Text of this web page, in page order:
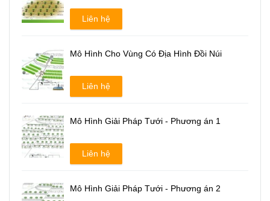
Liên hệ
Mô Hình Cho Vùng Có Địa Hình Đồi Núi
Liên hệ
Mô Hình Giải Pháp Tưới - Phương án 1
Liên hệ
Mô Hình Giải Pháp Tưới - Phương án 2